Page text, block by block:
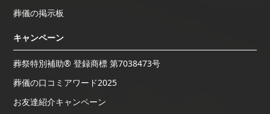
葬儀の掲示板
キャンペーン
葬祭特別補助® 登録商標 第7038473号
葬儀の口コミアワード2025
お友達紹介キャンペーン